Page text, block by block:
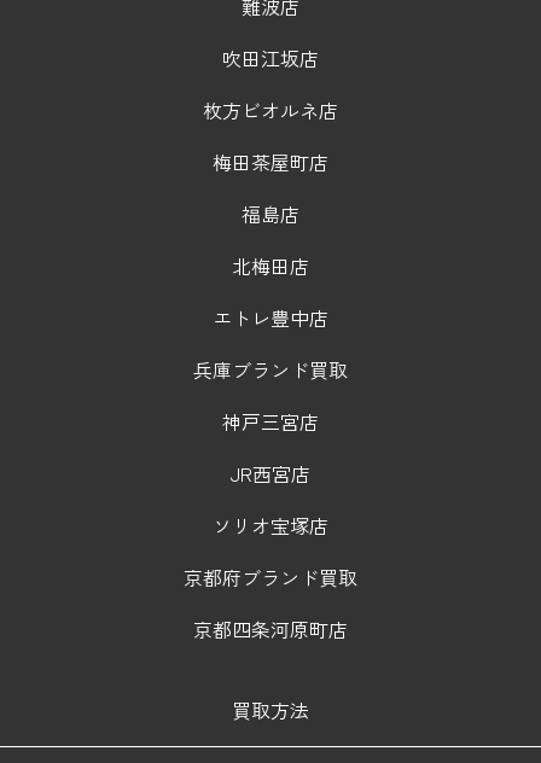
難波店
吹田江坂店
枚方ビオルネ店
梅田茶屋町店
福島店
北梅田店
エトレ豊中店
兵庫ブランド買取
神戸三宮店
JR西宮店
ソリオ宝塚店
京都府ブランド買取
京都四条河原町店
買取方法